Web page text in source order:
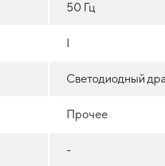
50 Гц
I
Светодиодный
Прочее
-